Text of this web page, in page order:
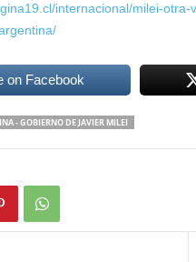
internacional/milei-
on Facebook
- GOBIERNO DE JAVIER MILEI